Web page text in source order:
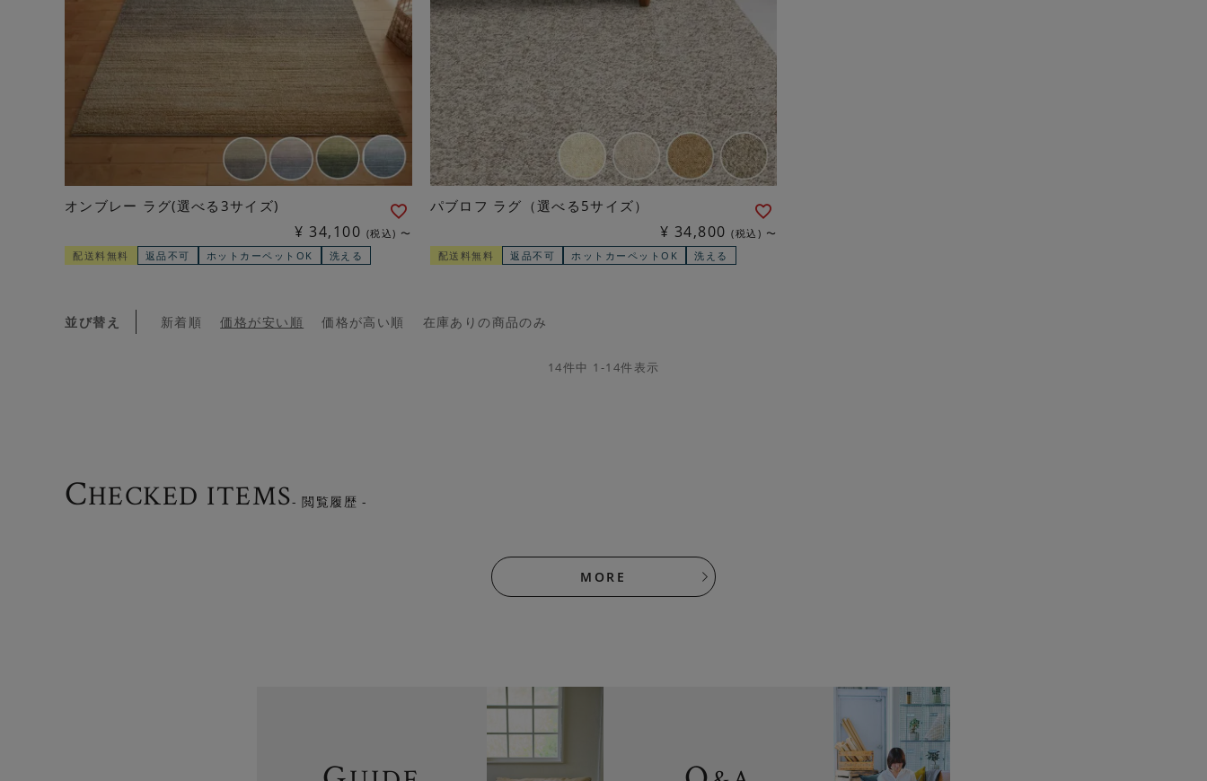
オンブレー ラグ(選べる3サイズ)
¥ 34,100 税込
〜
配送料無料
返品不可 ホットカーペットOK 洗える
パブロフ ラグ（選べる5サイズ）
¥ 34,800 税込
〜
配送料無料
返品不可 ホットカーペットOK 洗える
並び替え 新着順 価格が安い順 価格が高い順 在庫ありの商品のみ
14件中 1 -14件表示
CHECKED ITEMS- 閲覧履歴 -
MORE